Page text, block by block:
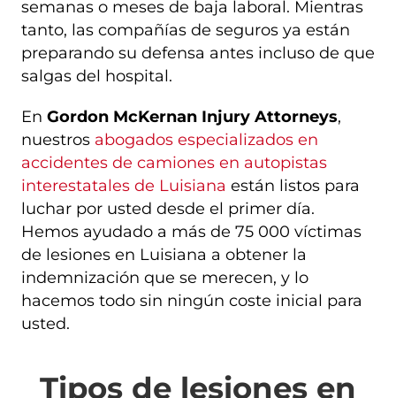
semanas o meses de baja laboral. Mientras
tanto, las compañías de seguros ya están
preparando su defensa antes incluso de que
salgas del hospital.
En Gordon McKernan Injury Attorneys,
nuestros abogados especializados en
accidentes de camiones en autopistas
interestatales de Luisiana están listos para
luchar por usted desde el primer día.
Hemos ayudado a más de 75 000 víctimas
de lesiones en Luisiana a obtener la
indemnización que se merecen, y lo
hacemos todo sin ningún coste inicial para
usted.
Tipos de lesiones en